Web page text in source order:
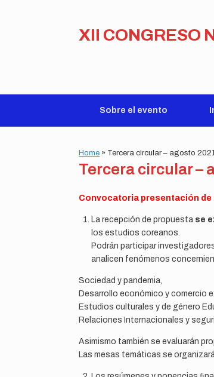
XII CONGRESO
Sobre el evento
Home » Tercera circular – agosto
Tercera circular –
Convocatoria presentación
La recepción de propuesta se
los estudios coreanos.
Podrán participar
analicen fenómenos
Sociedad y pandemia,
Desarrollo económico y comercio
Estudios culturales y de género
Relaciones Internacionales y
Asimismo también se evaluarán
Las mesas temáticas se